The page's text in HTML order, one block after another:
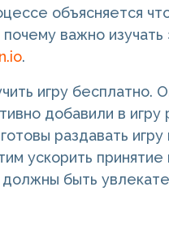
объясняется
важно
.
игру бесплатно.
добавили в игру
раздавать
ускорить принятие
быть